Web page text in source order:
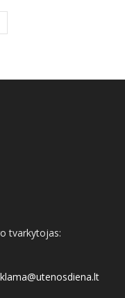
tvarkytojas: